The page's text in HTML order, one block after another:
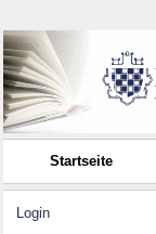
Startseite
Login